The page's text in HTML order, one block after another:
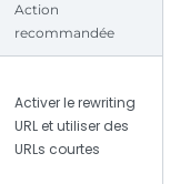
Action
recommandée
Activer le rewriting
URL et utiliser des
URLs courtes